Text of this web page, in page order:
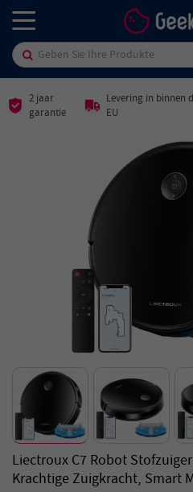
2 jaar
garantie
Levering in binnen
EU
Liectroux C7 Robot
Krachtige Zuigkracht, Smart